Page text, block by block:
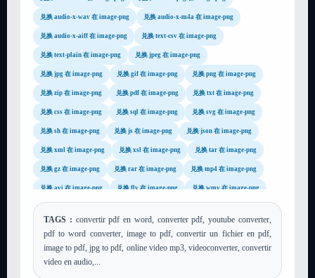
兑换 audio-x-wav 在 image-png 兑换 audio-x-m4a 在 image-png
兑换 audio-x-aiff 在 image-png 兑换 text-csv 在 image-png
兑换 text-plain 在 image-png 兑换 jpeg 在 image-png
兑换 jpg 在 image-png 兑换 gif 在 image-png 兑换 png 在 image-png
兑换 zip 在 image-png 兑换 pdf 在 image-png 兑换 txt 在 image-png
兑换 css 在 image-png 兑换 sql 在 image-png 兑换 svg 在 image-png
兑换 sh 在 image-png 兑换 js 在 image-png 兑换 json 在 image-png
兑换 xml 在 image-png 兑换 xsl 在 image-png 兑换 tar 在 image-png
兑换 gz 在 image-png 兑换 rar 在 image-png 兑换 mp4 在 image-png
兑换 avi 在 image-png 兑换 flv 在 image-png 兑换 wmv 在 image-png
兑换 mp3 在 image-png 兑换 mp2 在 image-png
兑换 wma 在 image-png 兑换 mid 在 image-png 兑换 mod 在 image-png
兑换 aac 在 image-png
TAGS : convertir pdf en word, converter pdf, youtube converter,
pdf to word converter, image to pdf, convertir un fichier en pdf,
image to pdf, jpg to pdf, online video mp3, videoconverter, convertir
video en audio,...